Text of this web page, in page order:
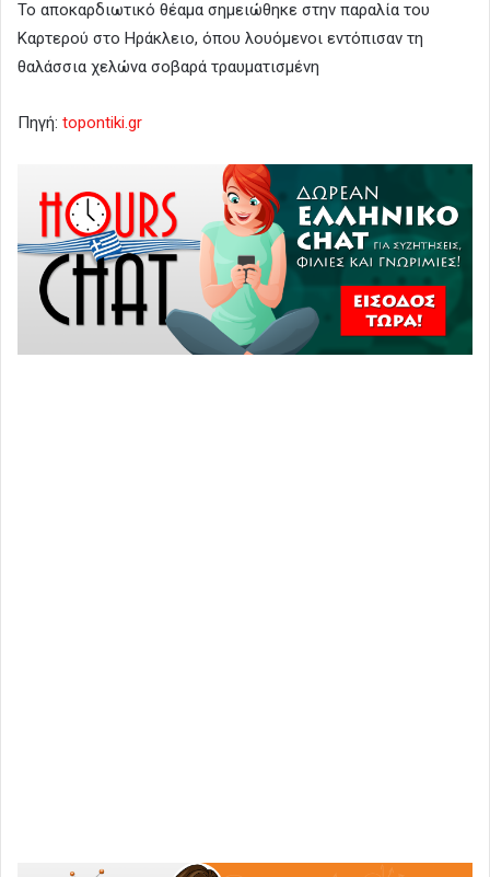
Το αποκαρδιωτικό θέαμα σημειώθηκε στην παραλία του
Καρτερού στο Ηράκλειο, όπου λουόμενοι εντόπισαν τη
θαλάσσια χελώνα σοβαρά τραυματισμένη
Πηγή: topontiki.gr